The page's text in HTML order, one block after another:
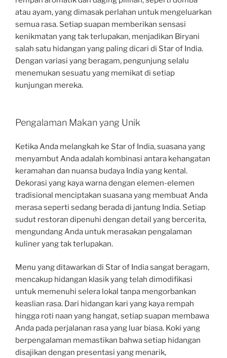
atau ayam, yang dimasak perlahan untuk mengeluarkan
semua rasa. Setiap suapan memberikan sensasi
kenikmatan yang tak terlupakan, menjadikan Biryani
salah satu hidangan yang paling dicari di Star of India.
Dengan variasi yang beragam, pengunjung selalu
menemukan sesuatu yang memikat di setiap
kunjungan mereka.
Pengalaman Makan yang Unik
Ketika Anda melangkah ke Star of India, suasana yang
menyambut Anda adalah kombinasi antara kehangatan
keramahan dan nuansa budaya India yang kental.
Dekorasi yang kaya warna dengan elemen-elemen
tradisional menciptakan suasana yang membuat Anda
merasa seperti sedang berada di jantung India. Setiap
sudut restoran dipenuhi dengan detail yang bercerita,
mengundang Anda untuk merasakan pengalaman
kuliner yang tak terlupakan.
Menu yang ditawarkan di Star of India sangat beragam,
mencakup hidangan klasik yang telah dimodifikasi
untuk memenuhi selera lokal tanpa mengorbankan
keaslian rasa. Dari hidangan kari yang kaya rempah
hingga roti naan yang hangat, setiap suapan membawa
Anda pada perjalanan rasa yang luar biasa. Koki yang
berpengalaman memastikan bahwa setiap hidangan
disajikan dengan presentasi yang menarik,